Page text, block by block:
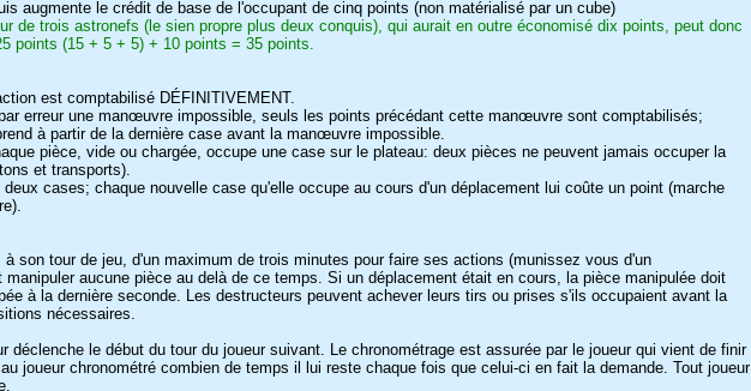
augmente le crédit de base de l'occupant de cinq points (non matérialisé par un cube)
de trois astronefs (le sien propre plus deux conquis), qui aurait en outre économisé dix points, peut donc
points (15 + 5 + 5) + 10 points = 35 points.
est comptabilisé DÉFINITIVEMENT.
erreur une manœuvre impossible, seuls les points précédant cette manœuvre sont comptabilisés;
à partir de la dernière case avant la manœuvre impossible.
pièce, vide ou chargée, occupe une case sur le plateau: deux pièces ne peuvent jamais occuper la
et transports).
cases; chaque nouvelle case qu'elle occupe au cours d'un déplacement lui coûte un point (marche
à son tour de jeu, d'un maximum de trois minutes pour faire ses actions (munissez vous d'un
manipuler aucune pièce au delà de ce temps. Si un déplacement était en cours, la pièce manipulée doit
à la dernière seconde. Les destructeurs peuvent achever leurs tirs ou prises s'ils occupaient avant la
nécessaires.
déclenche le début du tour du joueur suivant. Le chronométrage est assurée par le joueur qui vient de finir
joueur chronométré combien de temps il lui reste chaque fois que celui-ci en fait la demande. Tout joueur